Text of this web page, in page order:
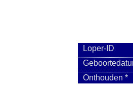
Loper-ID
Onthouden *